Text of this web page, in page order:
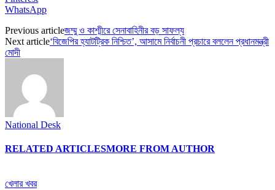
WhatsApp
Previous articleজম্মু ও কাশ্মীরে সেনাবাহিনীর বড় সাফল্য
Next article‘বিজেপির হ্যাটট্রিক নিশ্চিত’, আসামে নির্বাচনী প্রচারে বললেন প্রধানমন্ত্রী
মোদী
National Desk
RELATED ARTICLESMORE FROM AUTHOR
খেলার খবর